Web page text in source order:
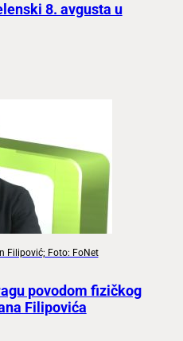
8. avgusta u
Filipović; Foto: FoNet
povodom fizičkog
Filipovića